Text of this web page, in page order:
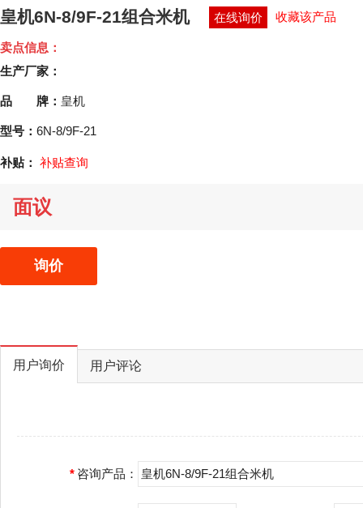
皇机6N-8/9F-21组合米机 在线询价 收藏该产品
卖点信息：
生产厂家：
品 牌： 皇机
型号： 6N-8/9F-21
补贴： 补贴查询
面议
询价
用户询价 用户评论
* 咨询产品： 皇机6N-8/9F-21组合米机